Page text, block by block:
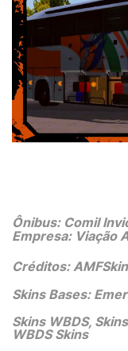
Ônibus: Comil
Empresa: Viação
Créditos:
Skins Bases:
Skins WBDS,
WBDS Skins